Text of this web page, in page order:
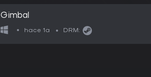
Gimbal
hace 1a DRM: